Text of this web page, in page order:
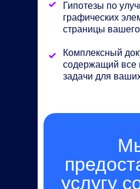
услугу
Гипотезы по
графических
страницы
Комплексный
содержащий все
задачи для